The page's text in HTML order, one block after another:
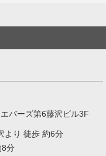
バーズ第6藤沢ビル3F
より 徒歩 約6分
8分